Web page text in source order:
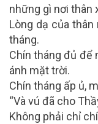
những gì nơi thân
Lòng dạ của
tháng.
Chín tháng đủ để
ánh mặt trời.
Chín tháng ấp ủ,
“Và vú đã cho
Không phải chỉ